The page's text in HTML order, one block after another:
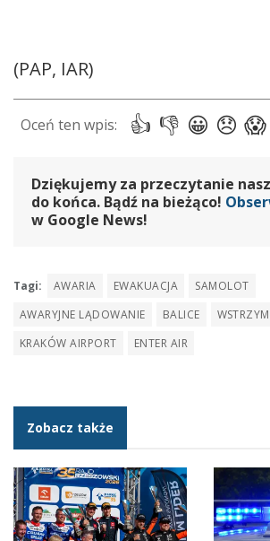
(PAP, IAR)
Dziękujemy za przeczytanie
do końca. Bądź na bieżąco!
w Google News!
Tagi: AWARIA EWAKUACJA
SAMOLOT
AWARYJNE LĄDOWANIE
BALICE
KRAKÓW AIRPORT
ENTER AIR
Zobacz także